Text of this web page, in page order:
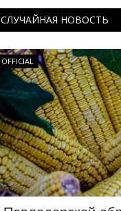
СЛУЧАЙНАЯ НОВОСТЬ
OFFICIAL